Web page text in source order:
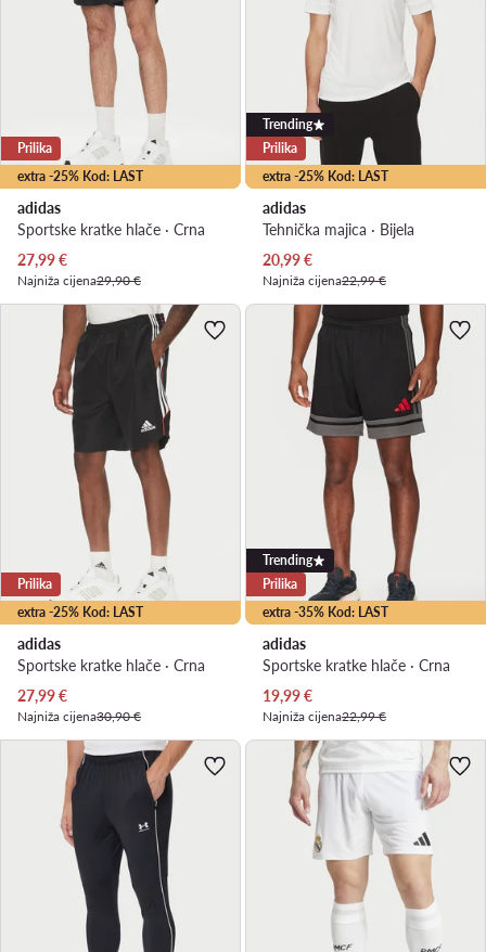
extra -25% Kod: LAST
Prilika
adidas
Sportske kratke hlače · Crna
Trenutna cijena
27,99€
Najniža cijena29,90 €
extra -25% Kod: LAST
Trending
Prilika
adidas
Tehnička majica · Bijela
Trenutna cijena
20,99€
Najniža cijena22,99 €
extra -25% Kod: LAST
Prilika
adidas
Sportske kratke hlače · Crna
Trenutna cijena
27,99€
Najniža cijena30,90 €
extra -35% Kod: LAST
Trending
Prilika
adidas
Sportske kratke hlače · Crna
Trenutna cijena
19,99€
Najniža cijena22,99 €